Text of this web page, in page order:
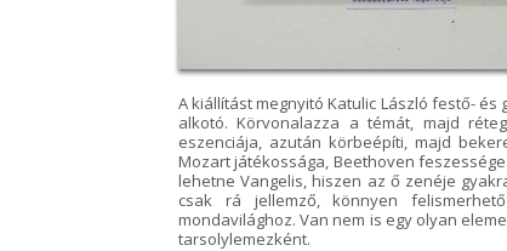
A kiállítást megnyitó Katulic László festő-
alkotó. Körvonalazza a témát, majd
eszenciája, azután körbeépíti, majd
Mozart játékossága, Beethoven
lehetne Vangelis, hiszen az ő zenéje
csak rá jellemző, könnyen
mondavilághoz. Van nem is egy olyan
tarsolylemezként.